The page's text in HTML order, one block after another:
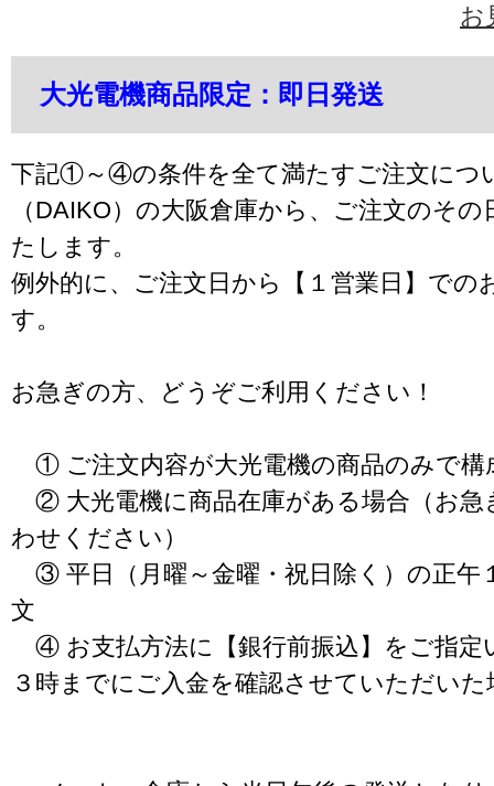
お
大光電機商品限定：即日発送
下記①～④の条件を全て満たすご注文につ
（DAIKO）の大阪倉庫から、ご注文のそ
たします。
例外的に、ご注文日から【１営業日】での
す。
お急ぎの方、どうぞご利用ください！
① ご注文内容が大光電機の商品のみで構
② 大光電機に商品在庫がある場合（お急
わせください）
③ 平日（月曜～金曜・祝日除く）の正午
文
④ お支払方法に【銀行前振込】をご指定
３時までにご入金を確認させていただいた